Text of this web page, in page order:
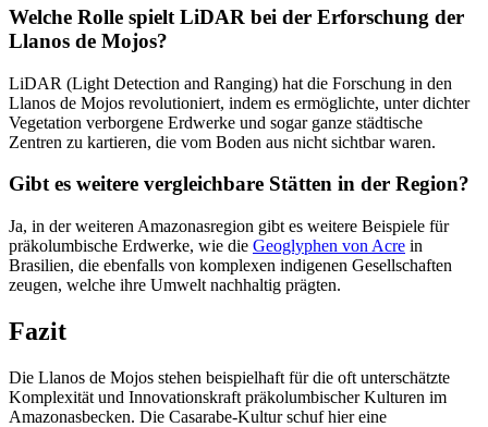
Welche Rolle spielt LiDAR bei der Erforschung der
Llanos de Mojos?
LiDAR (Light Detection and Ranging) hat die Forschung in den
Llanos de Mojos revolutioniert, indem es ermöglichte, unter dichter
Vegetation verborgene Erdwerke und sogar ganze städtische
Zentren zu kartieren, die vom Boden aus nicht sichtbar waren.
Gibt es weitere vergleichbare Stätten in der Region?
Ja, in der weiteren Amazonasregion gibt es weitere Beispiele für
präkolumbische Erdwerke, wie die Geoglyphen von Acre in
Brasilien, die ebenfalls von komplexen indigenen Gesellschaften
zeugen, welche ihre Umwelt nachhaltig prägten.
Fazit
Die Llanos de Mojos stehen beispielhaft für die oft unterschätzte
Komplexität und Innovationskraft präkolumbischer Kulturen im
Amazonasbecken. Die Casarabe-Kultur schuf hier eine